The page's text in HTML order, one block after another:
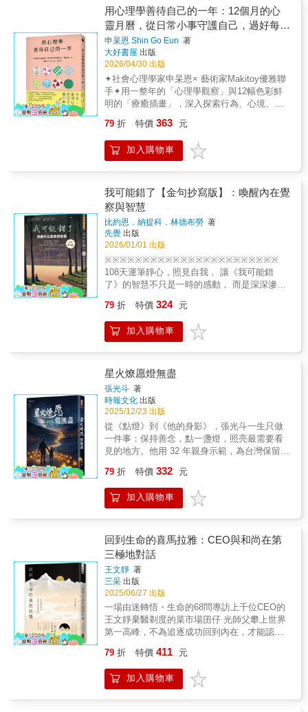
生故事啟發，透過這本書的書寫，願你把智慧
落實於日常中，並進一步觸發更多深具洞察力
與慈悲的智慧，讓智慧生生不息與扎根，長成
在人生風雨中依然屹立不搖的大樹，進而改變
自己一輩子，通往永恆的幸福。
那心的愛恨糾葛。遇上了一個捨不得讓你受苦
的男人，如果他沒能力怎麼辦？如果他落魄了
怎麼辦？如果不做好面對真實生活的準備，突
然遇上了世界的殘忍，你怎麼辦？
&mdash;&mdash;很多時候，我們所謂的犧
牲，都是一種多餘的付出，往往會成為雙方的
情感重負。 &mdash;&mdash;你應該堅強地面
對一切，但你也有權不委曲自己，到最後達到
的最好狀態大概是，你懂得了如何愛自己。那
時，你不再犧牲所有的時間和精力，去打拚別
人眼中輝煌的未來。 &mdash;&mdash;先己後
人。也許聽起來很冰冷，但它會幫我們和這個
世界好好地相處。 她提醒大家，越是善良的
的善良法則 *可以替人著想，但要為自己而活 *
越是善良，待人底限要越高 *與其明哲保身，不
如立場鮮明 *深諳世故卻不世故，才是成熟的善
良 *醜話先講在前頭，一點也不醜 *照顧別人之
前，先把自己顧好 *做人要學著適度零容忍 *你
占了便宜哪來的福 *別人對你好是因為別人喜
歡，你對別人好是因為自己甘願 *一昩胸懷天
下，只會讓自己不爽 *有時候，你沒有逼自己，
你不會知道自己有多優秀 本書特色 ◎一本戳中
議話題，寫給億萬在這個趨利時代堅守底線的
人，不管我們走在人生哪段旅程，都能獲得情
感共鳴並幡然醒悟。 ◎一部直接面對普世人生
良，困擾你我他&mdash;&mdash;家庭、工
作、愛情、婚姻、人際的36個典型場景中，許
多隱心理和慘真相被一一揭穿，相對於那些溫
暖的雞湯，我們也許更需要這樣一盆醍醐灌頂
的冷水。 ◎一種恰到好處的正能量和處世智慧
深諳世故而不世故，無畏付出但不無謂付出，
真正的大善智慧獻給那些善良如你我的人，讓
處的幸福。
姐，但在消除男女不平等的世界潮流之下，空
少、空姐這類冠有性別差異的詞語逐漸被淘
汰，「空服員」一詞才逐漸成為主流。我現在
所生活的北美地區大都還是稱呼「空服員」，
因此在文章中會統一使用「空服員」（只有部
分標題會使用「CA」）。另外，有些航空公司
也會使用「客艙組員」這個稱呼，這邊就先讓
大家知道一下這些行內話。大家準備好了嗎？
快的旅程！“無論身在何處，都要活出最真實的
定。人際關係、職場競爭、感情變動，乃至疫
情、政治動盪、AI浪潮……一切都讓我們感到
迷惘、焦慮，自我懷疑。真正能讓人安定的，
不是知道更多答案，而是願意一次又一次練
習，找到安頓自己、重新出發的力量。《再難
過，也終會度過》是吳若權獻給大家一部關於
自我追尋、成長的暖心之作。它不急著提供標
準答案，而是回望生命永恆的渴望與困惑，並
陪伴讀者重新理解生命中的彎路與創傷，學習
與脆弱共處，並在每一次倒下與奮起之間，找
和你談情緒、談專業、談自律、談感情、談未
來……這些議題，不會因為時代變動而過時，
因為它們對應的，是人心最深處永恆的渴望與
弄懂這本書中與你談到的這些事—關於關係的
邊界、情緒的出口、自我的價值……是否就能
少走一些冤枉路，少承受一些本來可避免的創
傷？也許，可以。但也可能正是那些彎路與創
傷，才讓後來的領悟，有了更深刻的意義。—
吳若權☆☆☆7大關鍵字，獻給曾經迷惘，此刻
正在渡越的你☆☆☆關係／讓自己的內在與能
力都足夠強大●所有人際關係的問題，看似都是
內在，突破宿命的侷限，才能找到真正長久而
的、真正的勇敢●碰到不確定的、或不能勝任的
問題，要鼓勵自己勇敢地撥雲見日，去碰觸內
心最深沉的恐懼，然後找到解決問題的方法，
度過難關。鍛鍊／讓自己的心不再委屈，主動
做選擇●每一件事，都會因為我們的決定，而有
不同的風貌與發展。尤其那些掙扎了許久之後
才做出的取捨，正反映出自己內心深處，最在
意的價值。感情／一起在愛裡，看見真實的自
己●用同理取代對立，支持對方做自己，彼此都
不再覺得委屈。你的眼界將會更開闊，愛情的
層次也會跟著提升到更幸福的境界。專業／準
備好，就讓自己的光芒被看見●用九次的低調，
換一次的閃耀。而這一次的閃耀，必須綻放在
關鍵時刻，也就是你的付出，可以為別人做出
重要的貢獻。自律／學習管理自己，主控人生●
把時間用在哪裡，你的人生就在那裡。你是如
的人，形塑出屬於自己的獨特風格。未來／謹
慎看待當下自己的每一個起心動念●人生無法完
全按照規劃前行，但可以決定在何處轉彎。從
偏離航道的紀錄，留下曾經認真取捨的心情，
這比是否達到原訂的目標更重要。
用心理學善待自己的一年：12個月的心
靈月曆，從日常小事守護自己，過好每一
天
申杲恩 Shin Go Eun 著
大好書屋 出版
2026/04/30 出版
✦社會心理學家申杲恩× 藝術家Makitoy優雅聯
手✦用一整年的「心理學觀察」與12幅色彩鮮
明的「療癒插畫」，深入探索行為、心境、意
下」，感受如野花般鋪滿日常的幸福，度過美
好且充滿能量的12個月！▎12個月的微妙心
境，以心理學觀點展開一年的探索# 入秋後心
到，總是特別情緒化？# 為什麼一月的第三個
星期一最憂鬱？# 旅行的時候，為何錢花得特
別快？# 明明玩得很開心，為什麼放假回來卻
覺得更累？# 為何總在特定情境卡關，在相似
的場景感到恐懼或憤怒？如果你發現某些煩惱
或衝突，總在特定時節反覆出現；某些行為與
習慣，怎樣都無法改變⋯⋯就讓這本溫柔而親
切的「心靈月曆」，帶你走過不安與煩憂，在
流轉的時節中，找回安穩與幸福的節奏！▎從
日常小事守護心靈，遇見更強韌的自己有感於
心理學家申杲恩用一年的時間，以月分和季節
為切點，藉由細膩且具洞察力的文字，記下人
們在12個月可能會經歷到的獨特情感、挑戰與
節性心靈變化與日常慣性行為背後的心理機
制。✧ 想設立新年目標，卻害怕失敗而放棄→
用肌力訓練的方式養成意志力，計畫不再中斷
✧ 過年起衝突，配偶沒站在自己這邊→從防衛
機制揭露孝順的動機，進而找回主控權✧ 每逢
大熱天，看什麼都不順眼→探究引起憤怒的種
種來源，並向烏賊學習情緒調節之道✧ 夜色漸
關係，揭開人們集體季節性低潮的神祕面紗✧
人生被無用之物牽制，難以斷捨離→探討渴望
改變又捨不得放手的原因，了解阻礙前進的三
壓方式▎今年，就用心理學把日子過得還不
錯！ 面對一年四季輪番上演的煩惱、喜悅或惆
悵，本書援引心理學觀點，帶我們了解關於節
慶、旅行與消費、食慾、立定計畫、孝順、恐
懼與憤怒等全方位的心理學知識，並探討人生
抉擇、心靈成長等生活議題，幫助我們做好情
緒管理，有智慧地解開家庭與人際關係的糾
結。在這本書中，每個月都有具體的探索主
題，都是一次改變的嶄新契機；串連每一件微
不足道卻深刻的小事，就是美好的一年！今天
動做出改變，細細感受日子裡的小幸福，輕鬆
過好每一天！★溫暖金句給你療癒★．當成功
的基準被架得太高，普通的生活便容易被歸類
79 折 特價 363 元
加入購物車
我可能錯了【金句抄寫版】：喚醒內在覺
察與智慧
比約恩．納提科．林德布勞 著
先覺 出版
2026/01/01 出版
※※※※※※※※※※※※※※※※※※※※※※※
108天運筆靜心，照見自我， 讓《我可能錯
了》的智慧不只是一時的感動， 而是深深滲入
※※※※※※※※※※※※※※※※※※※※※※※
★★★★★《我可能錯了》一出版就造成轟
動！ ‧全球銷量破百萬冊！ ‧各大書店2024年度
云醫師：「讀完這本書，內心充滿了感動和感
恩。」 曾寶儀：「這本書的領悟說到我的心
坎，書角的摺頁多到一本書變兩本厚。」 《張
修修的不正常人生》：「雖然很薄，但是威力
驚人。」 周志建心理師：「回味再三的旅行
書。」 ‧ 全世界許多讀者都被《我可能錯了》
的人生智慧感動。 在每一頁畫重點、摺書角之
外， 現在你還可以用「抄寫」來咀嚼書中的智
慧。 12個階段、108天金句， 讓比約恩．納提
新詮釋。 ▍裝幀設計 ‧手寫藝術家葉曄為封面
親筆題字。 ‧書封畫作《在玫瑰色晚霞中觀照他
者》（Contemplar al Otro en Tarde Rosa），
由古巴重量級藝術家托馬斯．桑切斯所繪，提
醒靜心抄寫本意。 ※採用可完全攤平的裸背線
裝，方便書寫。 ※內頁選用日本云采嵩圖紙，
用鉛筆、原子筆、鋼筆書寫的手感流暢，還能
體驗到紙與筆的摩擦感，筆墨也不透背。 ※抄
寫頁以方格為底，有助於對齊文字，你還能依
照自己的書寫習慣選擇直式或橫式抄寫。 ※獨
家設計「108之樹」，每完成一則抄寫，即回到
全書開頭為一片葉子塗色，當你抄完108則金句
子。 ▍繁體中文手抄金句版，再度讓比約恩的
智慧與你相遇 2022年1月14日，一則訃聞震撼
全瑞典──經濟學家比約恩．納提科．林德布勞
79 折 特價 324 元
加入購物車
星火燎愿燈無盡
張光斗 著
時報文化 出版
2025/12/23 出版
從《點燈》到《他的身影》，張光斗一生只做
一件事：保持善念，點一盞燈，照亮最需要看
見的地方。他用 32 年親身示範，為台灣保留珍
張光斗橫跨三十二年的生命紀錄，也是一本集
結 心靈成長、逆境療癒、生命故事、善良力量
的深度散文集。自 1994 年《點燈》開播以來，
以獨有的「點燈視角」回望自身──為守護節目
賣房負債、面對家庭危機、疾病與壓力的煎
熬，以及與聖嚴法師結緣後跨越世界拍攝紀錄
片《他的身影》。在這些歷程中，他以修行、
勇氣與願力實踐「難行能行」，讓讀者深刻感
受 善意如何穿越逆境、點亮生命。本書並收錄
32 位跨世代推薦者--包括醫師、作家、公益工
作者、媒體人、地方領袖與青年創業者。他們
以真摯文字見證《點燈》的影響力，也見證這
盞明燈如何在32年間照亮成千上萬的人心。如
台灣最真實的人性故事，這本書能陪伴你走過
長夜、點亮前方的「心靈指南」。是一本讓你
重新相信善良、找回希望與勇氣的書。
79 折 特價 332 元
加入購物車
回到生命的喜馬拉雅：CEO與和尚在第
三極地對話
王文靜 著
三采 出版
2025/06/27 出版
一場由迷轉悟・生命的68問專訪上千位CEO的
王文靜棄醫剃度的菜市場囝仔 光師父攀上世界
第一高峰，不為追逐成功回到內在，才能認識
銷佳績/得獎紀錄】 ★台灣首位「美國艾森豪獎
金」女性媒體得主★《沒有大學文憑的日子，
我說故事》，被收錄在國、高中、大學6種版本
79 折 特價 411 元
加入購物車